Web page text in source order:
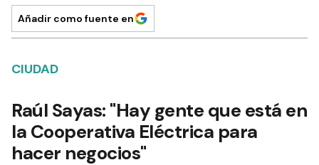
Añadir como fuente en
CIUDAD
Raúl Sayas: "Hay gente que está en
la Cooperativa Eléctrica para
hacer negocios"